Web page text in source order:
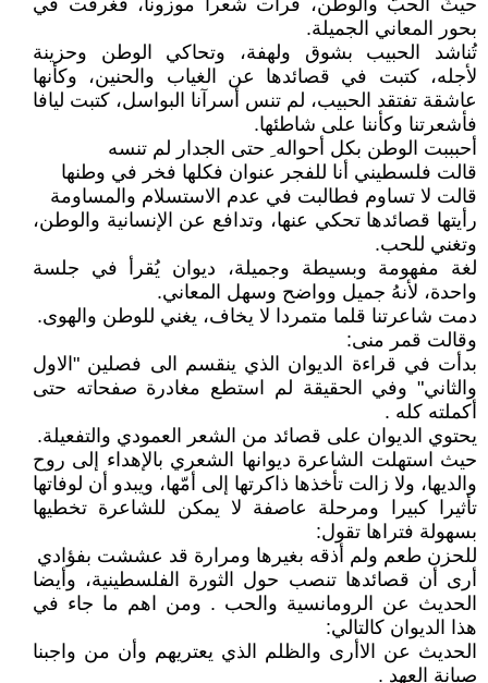
حيثُ الحبّ والوطن، قرأت شعرا موزونا، فغرقت في
بحور المعاني الجميلة.
تُناشد الحبيب بشوق ولهفة، وتحاكي الوطن وحزينة
لأجله، كتبت في قصائدها عن الغياب والحنين، وكأنها
عاشقة تفتقد الحبيب، لم تنس أسرآنا البواسل، كتبت ليافا
فأشعرتنا وكأننا على شاطئها.
أحبببت الوطن بكل أحواله ِ حتى الجدار لم تنسه
قالت فلسطيني أنا للفجر عنوان فكلها فخر في وطنها
قالت لا تساوم فطالبت في عدم الاستسلام والمساومة
رأيتها قصائدها تحكي عنها، وتدافع عن الإنسانية والوطن،
وتغني للحب.
لغة مفهومة وبسيطة وجميلة، ديوان يُقرأ في جلسة
واحدة، لأنهُ جميل وواضح وسهل المعاني.
دمت شاعرتنا قلما متمردا لا يخاف، يغني للوطن والهوى.
وقالت قمر منى:
بدأت في قراءة الديوان الذي ينقسم الى فصلين "الاول
والثاني" وفي الحقيقة لم استطع مغادرة صفحاته حتى
أكملته كله .
يحتوي الديوان على قصائد من الشعر العمودي والتفعيلة.
حيث استهلت الشاعرة ديوانها الشعري بالإهداء إلى روح
والديها، ولا زالت تأخذها ذاكرتها إلى أمّها، ويبدو أن لوفاتها
تأثيرا كبيرا ومرحلة عاصفة لا يمكن للشاعرة تخطيها
بسهولة فتراها تقول:
للحزن طعم ولم أذقه بغيرها ومرارة قد عششت بفؤادي
أرى أن قصائدها تنصب حول الثورة الفلسطينية، وأيضا
الحديث عن الرومانسية والحب . ومن اهم ما جاء في
هذا الديوان كالتالي:
الحديث عن الاأرى والظلم الذي يعتريهم وأن من واجبنا
صيانة العهد .